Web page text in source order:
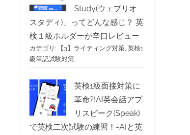
Study(ウェブリオ
スタディ)」ってどんな感じ？ 英
検１級ホルダーが辛口レビュー
カテゴリ: 【3】ライティング対策 英検1
級筆記試験対策
英検1級面接対策に
革命?!AI英会話アプ
リスピーク(Speak)
で英検二次試験の練習！-AIと英